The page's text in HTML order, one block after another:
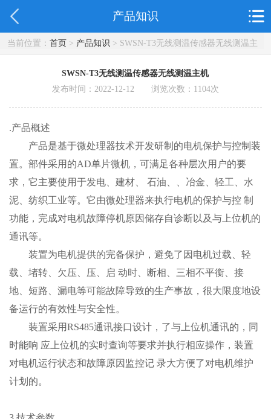
产品知识
当前位置： 首页> 产品知识 > SWSN-T3无线测温传感器无线测温主
SWSN-T3无线测温传感器无线测温主机
发布时间：2022-12-12 浏览次数： 1104次
.产品概述
产品是基于微处理器技术开发研制的电机保护与控制装
置。部件采用的AD单片微机，可满足各种层次用户的要
求，它主要使用于发电、建材、 石油、、冶金、轻工、水
泥、纺织工业等。它由微处理器来执行电机的保护与控 制
功能，完成对电机故障停机原因储存自诊断以及与上位机的
通讯等。
装置为电机提供的完备保护，避免了因电机过载、轻
载、堵转、欠压、压、启 动时、断相、三相不平衡、接
地、短路、漏电等可能故障导致的生产事故，很大限度地设
备运行的有效性与安全性。
装置采用RS485通讯接口设计，了与上位机通讯的，同
时能响 应上位机的实时查询等要求并执行相应操作，装置
对电机运行状态和故障原因监控记 录大方便了对电机维护
计划的。